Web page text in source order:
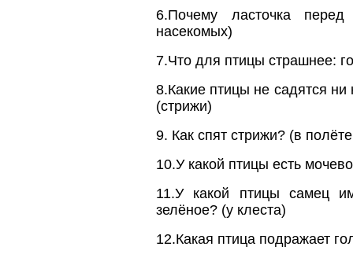
6.Почему ласточка
насекомых)
7.Что для птицы страшнее:
8.Какие птицы не садятся
(стрижи)
9. Как спят стрижи? (в
10.У какой птицы есть
11.У какой птицы самец
зелёное? (у клеста)
12.Какая птица подражает